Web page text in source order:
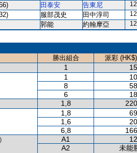
田泰安 告東尼
服部茂史 田中淳司
郭能 約翰摩亞
勝出組合
派彩 (HK$)
1
1
8
6
1,8
1,8
1,6
6,8
A1
A2
未能